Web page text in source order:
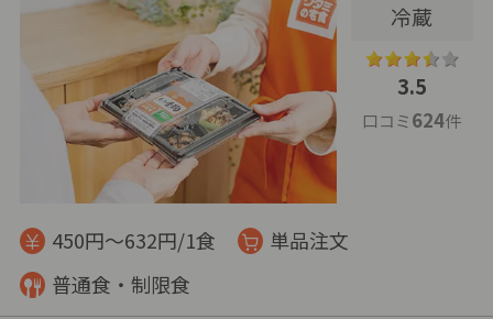
冷蔵
3.5
口コミ624件
450円～632円/1食
単品注文
普通食・制限食